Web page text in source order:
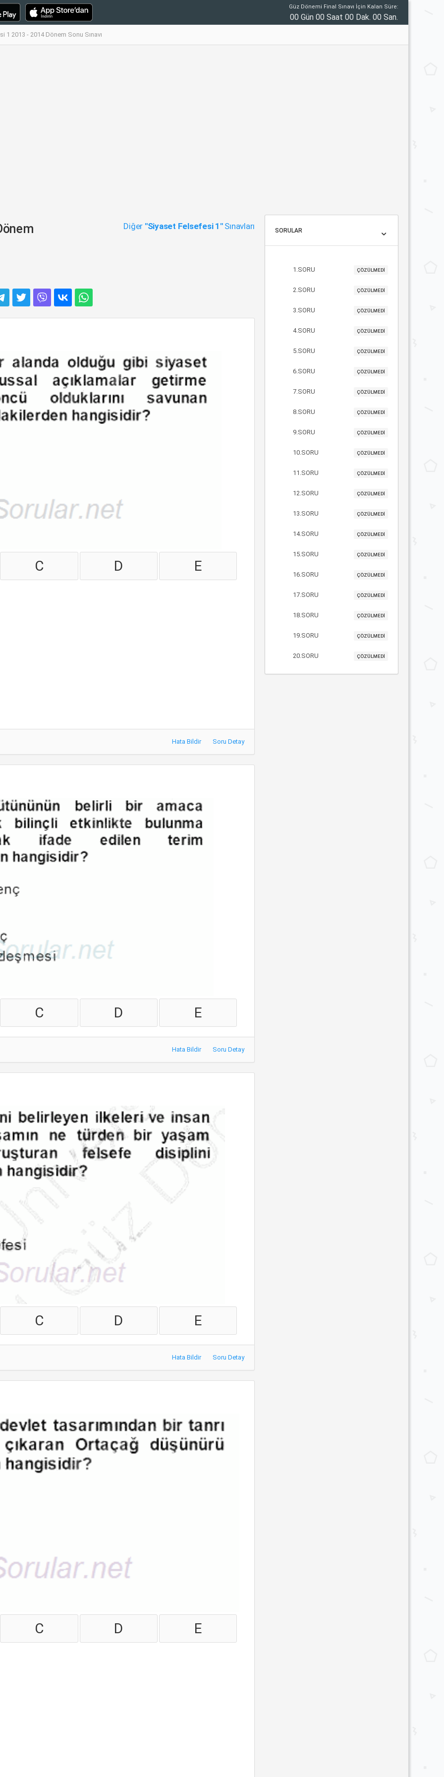
Güz Dönemi Final Sınavı İçin Kalan Süre:
00 Gün 00 Saat 00 Dak. 00 San.
1 2013 - 2014 Dönem Sonu Sınavı
Diğer "Siyaset Felsefesi 1"Sınavları
C D E
Hata Bildir Soru Detay
C D E
Hata Bildir Soru Detay
C D E
Hata Bildir Soru Detay
C D E
SORULAR
1.SORU ÇÖZÜLMEDİ
2.SORU ÇÖZÜLMEDİ
3.SORU ÇÖZÜLMEDİ
4.SORU ÇÖZÜLMEDİ
5.SORU ÇÖZÜLMEDİ
6.SORU ÇÖZÜLMEDİ
7.SORU ÇÖZÜLMEDİ
8.SORU ÇÖZÜLMEDİ
9.SORU ÇÖZÜLMEDİ
10.SORU ÇÖZÜLMEDİ
11.SORU ÇÖZÜLMEDİ
12.SORU ÇÖZÜLMEDİ
13.SORU ÇÖZÜLMEDİ
14.SORU ÇÖZÜLMEDİ
15.SORU ÇÖZÜLMEDİ
16.SORU ÇÖZÜLMEDİ
17.SORU ÇÖZÜLMEDİ
18.SORU ÇÖZÜLMEDİ
19.SORU ÇÖZÜLMEDİ
20.SORU ÇÖZÜLMEDİ